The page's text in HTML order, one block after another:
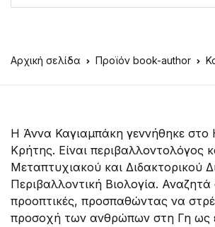
Αρχική σελίδα Προϊόν book-author
Η Άννα Καγιαμπάκη γεννήθηκε στο
Κρήτης. Είναι περιβαλλοντολόγος
Μεταπτυχιακού και Διδακτορικού
Περιβαλλοντική Βιολογία. Αναζητά
προοπτικές, προσπαθώντας να
προσοχή των ανθρώπων στη Γη ως